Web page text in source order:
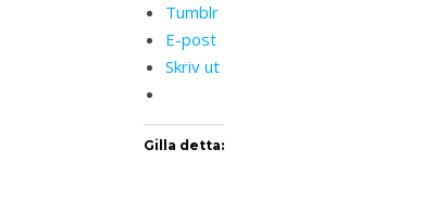
Tumblr
E-post
Skriv ut
Gilla detta: